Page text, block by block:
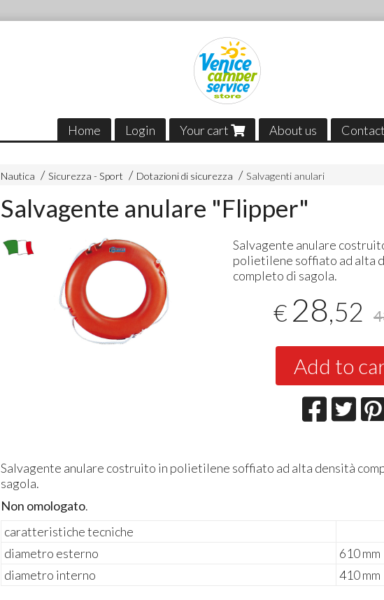
Home Login Your cart About us
Nautica Sicurezza - Sport Dotazioni di sicurezza Salvagenti anulari
Salvagente anulare "Flipper"
Salvagente anulare
polietilene soffiato ad alta
completo di sagola.
€ 28,52
Add to
Salvagente anulare costruito in polietilene soffiato ad alta densità
sagola.
Non omologato.
caratteristiche tecniche
diametro esterno
610 mm
diametro interno
410 mm